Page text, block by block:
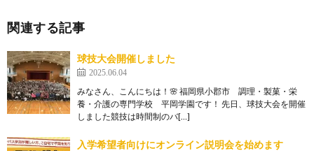
関連する記事
球技大会開催しました
2025.06.04
みなさん、こんにちは！🌸 福岡県小郡市 調理・製菓・栄
養・介護の専門学校 平岡学園です！ 先日、球技大会を開催
しました競技は時間制のバ[…]
入学希望者向けにオンライン説明会を始めます